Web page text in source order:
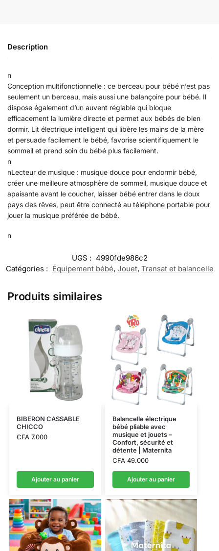
Description
n
Conception multifonctionnelle : ce berceau pour bébé n’est pas
seulement un berceau, mais aussi une balançoire pour bébé. Il
dispose également d’un auvent réglable qui bloque
efficacement la lumière directe et permet aux bébés de bien
dormir. Lit électrique intelligent qui libère les mains de la mère
et persuade facilement le bébé, favorise scientifiquement le
sommeil et prend soin du bébé plus facilement.
n
nLecteur de musique : musique douce pour endormir bébé,
créer une meilleure atmosphère de sommeil, musique douce et
apaisante avant le coucher, laisser bébé entrer dans le doux
pays des rêves, peut être connecté au téléphone portable pour
jouer la musique préférée de bébé.
n
UGS : 4990fde986c2
Catégories : Équipement bébé, Jouet, Transat et balancelle
Produits similaires
BIBERON CASSABLE
CHICCO
CFA7.000
Ajouter au panier
Balancelle électrique
bébé pliable avec
musique et jouets –
Confort, sécurité et
détente | Maternita
CFA49.000
Ajouter au panier